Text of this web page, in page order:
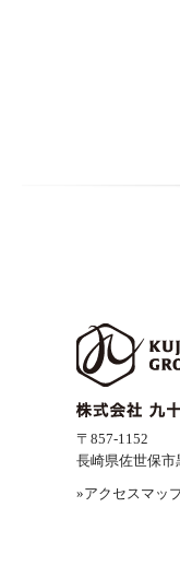
〒857-1152
長崎県佐世保市
»アクセスマッ